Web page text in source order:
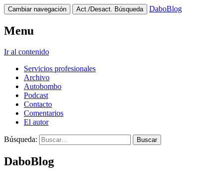
Cambiar navegación Act./Desact. Búsqueda DaboBlog
Menu
Ir al contenido
Servicios profesionales
Archivo
Autobombo
Podcast
Contacto
Comentarios
El autor
Búsqueda:
DaboBlog